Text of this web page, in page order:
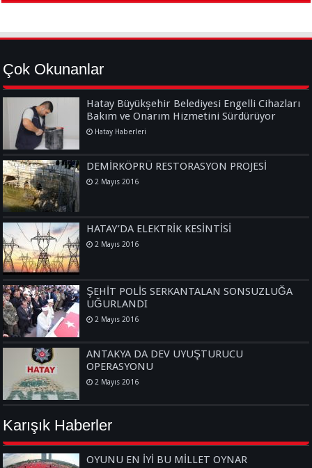
Çok Okunanlar
Hatay Büyükşehir Belediyesi Engelli Cihazları
Bakım ve Onarım Hizmetini Sürdürüyor
Hatay Haberleri
DEMİRKÖPRÜ RESTORASYON PROJESİ
2 Mayıs 2016
HATAY’DA ELEKTRİK KESİNTİSİ
2 Mayıs 2016
ŞEHİT POLİS SERKANTALAN SONSUZLUĞA
UĞURLANDI
2 Mayıs 2016
ANTAKYA DA DEV UYUŞTURUCU
OPERASYONU
2 Mayıs 2016
Karışık Haberler
OYUNU EN İYİ BU MİLLET OYNAR